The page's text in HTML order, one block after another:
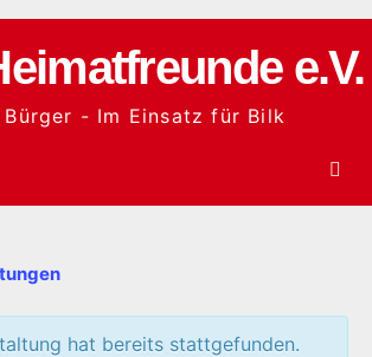
e.V.
Bürger - Im Einsatz für Bilk
hat bereits stattgefunden.